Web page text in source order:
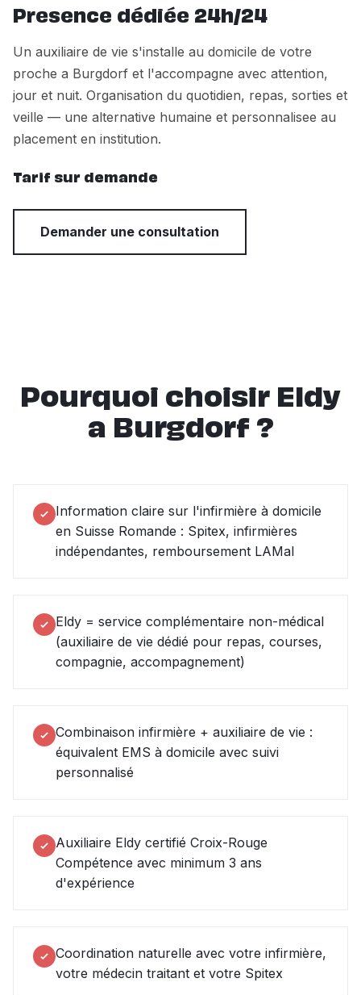
Presence dédiée 24h/24
Un auxiliaire de vie s'installe au domicile de votre
proche a Burgdorf et l'accompagne avec attention,
jour et nuit. Organisation du quotidien, repas, sorties et
veille — une alternative humaine et personnalisee au
placement en institution.
Tarif sur demande
Demander une consultation
Pourquoi choisir Eldy
a Burgdorf ?
Information claire sur l'infirmière à domicile
en Suisse Romande : Spitex, infirmières
indépendantes, remboursement LAMal
Eldy = service complémentaire non-médical
(auxiliaire de vie dédié pour repas, courses,
compagnie, accompagnement)
Combinaison infirmière + auxiliaire de vie :
équivalent EMS à domicile avec suivi
personnalisé
Auxiliaire Eldy certifié Croix-Rouge
Compétence avec minimum 3 ans
d'expérience
Coordination naturelle avec votre infirmière,
votre médecin traitant et votre Spitex